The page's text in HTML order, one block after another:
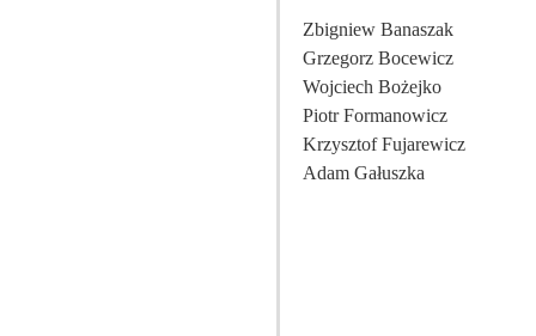
Zbigniew Banaszak
Grzegorz Bocewicz
Wojciech Bożejko
Piotr Formanowicz
Krzysztof Fujarewicz
Adam Gałuszka